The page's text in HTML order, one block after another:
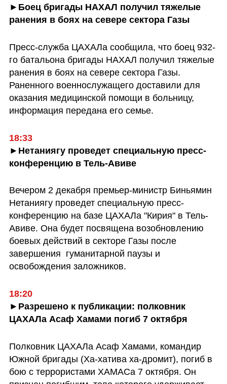
►Боец бригады НАХАЛ получил тяжелые
ранения в боях на севере сектора Газы
Пресс-служба ЦАХАЛа сообщила, что боец ​​932-
го батальона бригады НАХАЛ получил тяжелые
ранения в боях на севере сектора Газы.
Раненного военнослужащего доставили для
оказания медицинской помощи в больницу,
информация передана его семье.
18:33
►Нетаниягу проведет специальную пресс-
конференцию в Тель-Авиве
Вечером 2 декабря премьер-министр Биньямин
Нетаниягу проведет специальную пресс-
конференцию на базе ЦАХАЛа "Кирия" в Тель-
Авиве. Она будет посвящена возобновлению
боевых действий в секторе Газы после
завершения  гуманитарной паузы и
освобождения заложников.
18:20
►Разрешено к публикации: полковник
ЦАХАЛа Асаф Хамами погиб 7 октября
Полковник ЦАХАЛа Асаф Хамами, командир
Южной бригады (Ха-хатива ха-дромит), погиб в
бою с террористами ХАМАСа 7 октября. Он